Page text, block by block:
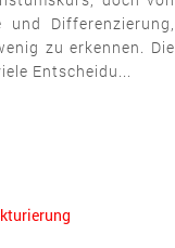
Differenzierung,
zu erkennen. Die
Entscheidu...